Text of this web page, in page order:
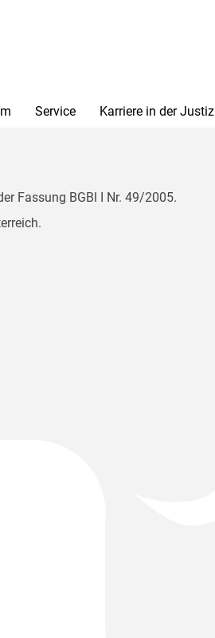
Service Karriere in der Justiz
Fassung BGBl I Nr. 49/2005.